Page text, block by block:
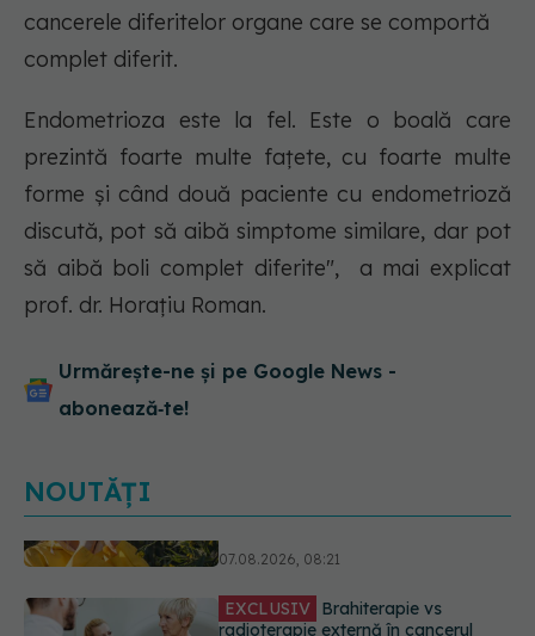
cancerele diferitelor organe care se comportă
complet diferit.
Endometrioza este la fel. Este o boală care
prezintă foarte multe fațete, cu foarte multe
forme și când două paciente cu endometrioză
discută, pot să aibă simptome similare, dar pot
să aibă boli complet diferite", a mai explicat
prof. dr. Horațiu Roman.
Urmărește-ne și pe Google News -
abonează‑te!
NOUTĂȚI
radioterapie externă în cancerul
ginecologic. Dr. Sorin Bogdan